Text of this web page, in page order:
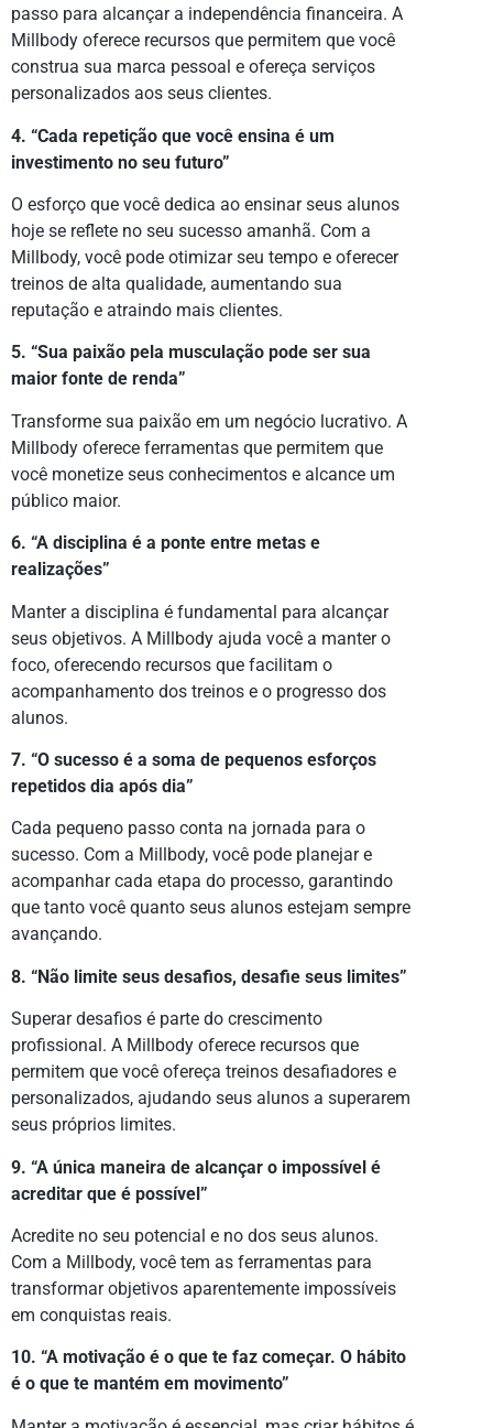
passo para alcançar a independência financeira. A
Millbody oferece recursos que permitem que você
construa sua marca pessoal e ofereça serviços
personalizados aos seus clientes.
4. “Cada repetição que você ensina é um
investimento no seu futuro”
O esforço que você dedica ao ensinar seus alunos
hoje se reflete no seu sucesso amanhã. Com a
Millbody, você pode otimizar seu tempo e oferecer
treinos de alta qualidade, aumentando sua
reputação e atraindo mais clientes.
5. “Sua paixão pela musculação pode ser sua
maior fonte de renda”
Transforme sua paixão em um negócio lucrativo. A
Millbody oferece ferramentas que permitem que
você monetize seus conhecimentos e alcance um
público maior.
6. “A disciplina é a ponte entre metas e
realizações”
Manter a disciplina é fundamental para alcançar
seus objetivos. A Millbody ajuda você a manter o
foco, oferecendo recursos que facilitam o
acompanhamento dos treinos e o progresso dos
alunos.
7. “O sucesso é a soma de pequenos esforços
repetidos dia após dia”
Cada pequeno passo conta na jornada para o
sucesso. Com a Millbody, você pode planejar e
acompanhar cada etapa do processo, garantindo
que tanto você quanto seus alunos estejam sempre
avançando.
8. “Não limite seus desafios, desafie seus limites”
Superar desafios é parte do crescimento
profissional. A Millbody oferece recursos que
permitem que você ofereça treinos desafiadores e
personalizados, ajudando seus alunos a superarem
seus próprios limites.
9. “A única maneira de alcançar o impossível é
acreditar que é possível”
Acredite no seu potencial e no dos seus alunos.
Com a Millbody, você tem as ferramentas para
transformar objetivos aparentemente impossíveis
em conquistas reais.
10. “A motivação é o que te faz começar. O hábito
é o que te mantém em movimento”